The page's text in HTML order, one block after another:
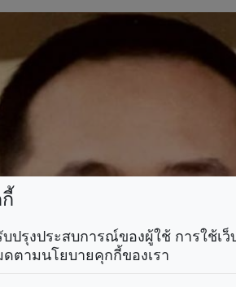
ปรุงประสบการณ์ของผู้ใช้ การใช้เ
ตามนโยบายคุกกี้ของเรา